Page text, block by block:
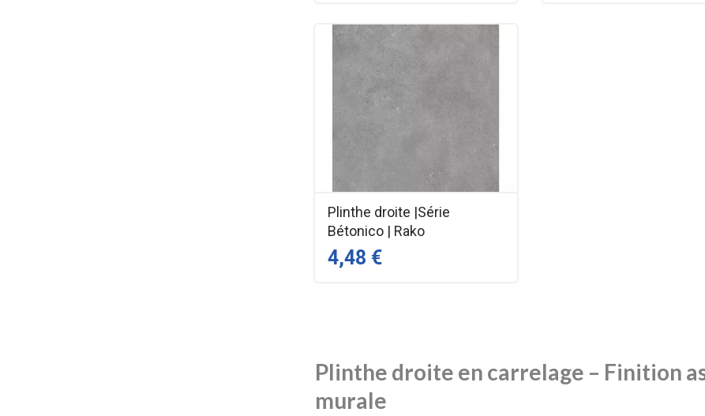
Plinthe droite |Série
Bétonico | Rako
4,48 €
Plinthe droite en carrelage – Finition
murale